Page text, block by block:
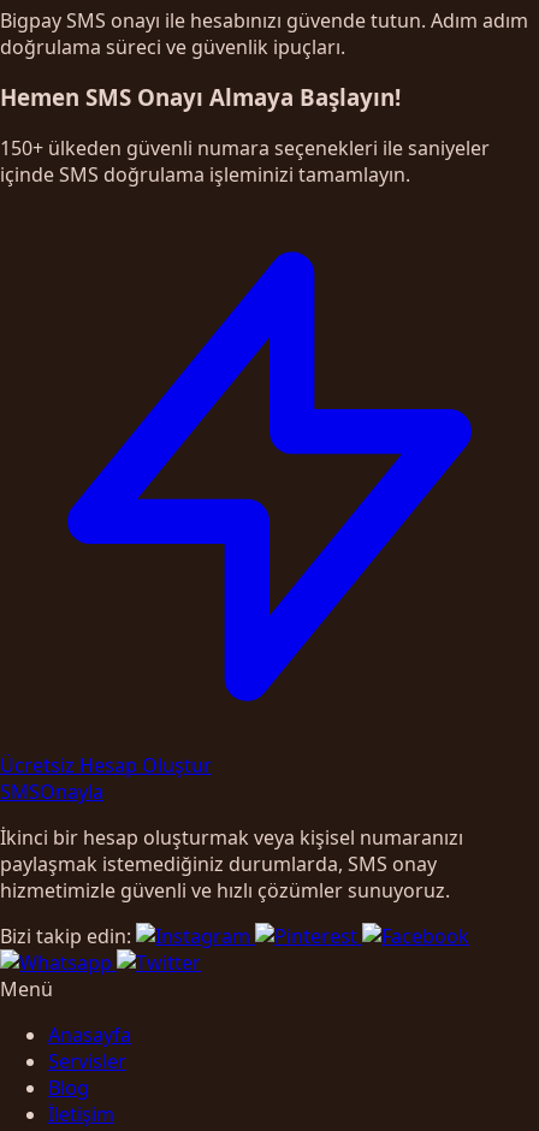
Bigpay SMS onayı ile hesabınızı güvende tutun. Adım adım
doğrulama süreci ve güvenlik ipuçları.
Hemen SMS Onayı Almaya Başlayın!
150+ ülkeden güvenli numara seçenekleri ile saniyeler
içinde SMS doğrulama işleminizi tamamlayın.
Ücretsiz Hesap Oluştur
SMSOnayla
İkinci bir hesap oluşturmak veya kişisel numaranızı
paylaşmak istemediğiniz durumlarda, SMS onay
hizmetimizle güvenli ve hızlı çözümler sunuyoruz.
Bizi takip edin:
Menü
Anasayfa
Servisler
Blog
İletişim